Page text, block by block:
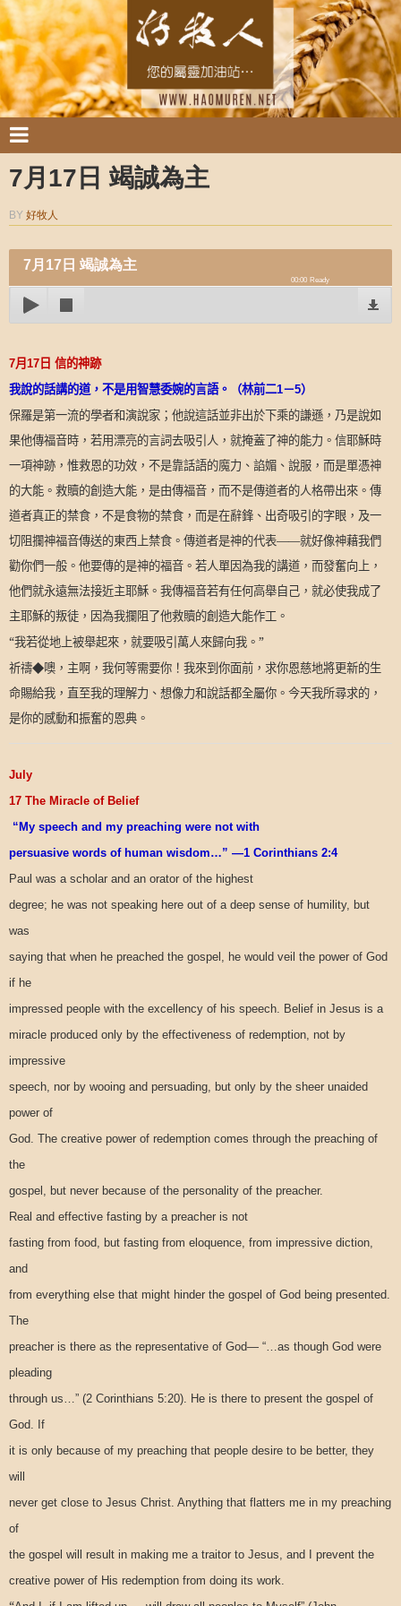
7月17日 竭誠為主
BY 好牧人
7月17日 竭誠為主
00:00 Ready
7月 17 日 信的神跡
我說的話講的道，不是用智慧委婉的言語。（林前二1－5）
保羅是第一流的學者和演說家；他說這話並非出於下乘的謙遜，乃是說如
果他傳福音時，若用漂亮的言詞去吸引人，就掩蓋了神的能力。信耶穌時
一項神跡，惟救恩的功效，不是靠話語的魔力、諂媚、說服，而是單憑神
的大能。救贖的創造大能，是由傳福音，而不是傳道者的人格帶出來。傳
道者真正的禁食，不是食物的禁食，而是在辭鋒、出奇吸引的字眼，及一
切阻攔神福音傳送的東西上禁食。傳道者是神的代表——就好像神藉我們
勸你們一般。他要傳的是神的福音。若人單因為我的講道，而發奮向上，
他們就永遠無法接近主耶穌。我傳福音若有任何高舉自己，就必使我成了
主耶穌的叛徒，因為我攔阻了他救贖的創造大能作工。
“我若從地上被舉起來，就要吸引萬人來歸向我。”
祈禱◆噢，主啊，我何等需要你！我來到你面前，求你恩慈地將更新的生
命賜給我，直至我的理解力、想像力和說話都全屬你。今天我所尋求的，
是你的感動和振奮的恩典。
July
17 The Miracle of Belief
“My speech and my preaching were not with
persuasive words of human wisdom…” —1 Corinthians 2:4
Paul was a scholar and an orator of the highest
degree; he was not speaking here out of a deep sense of humility, but
was
saying that when he preached the gospel, he would veil the power of God
if he
impressed people with the excellency of his speech. Belief in Jesus is a
miracle produced only by the effectiveness of redemption, not by
impressive
speech, nor by wooing and persuading, but only by the sheer unaided
power of
God. The creative power of redemption comes through the preaching of
the
gospel, but never because of the personality of the preacher.
Real and effective fasting by a preacher is not
fasting from food, but fasting from eloquence, from impressive diction,
and
from everything else that might hinder the gospel of God being presented.
The
preacher is there as the representative of God— “…as though God were
pleading
through us…” (2 Corinthians 5:20). He is there to present the gospel of
God. If
it is only because of my preaching that people desire to be better, they
will
never get close to Jesus Christ. Anything that flatters me in my preaching
of
the gospel will result in making me a traitor to Jesus, and I prevent the
creative power of His redemption from doing its work.